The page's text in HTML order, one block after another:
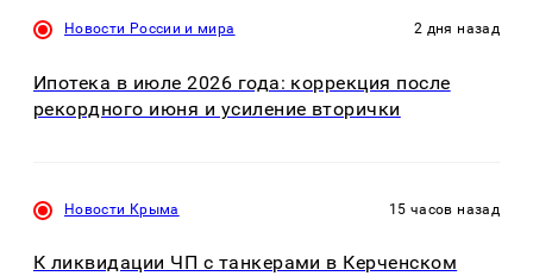
Новости России и мира 2 дня назад
Ипотека в июле 2026 года: коррекция после
рекордного июня и усиление вторички
Новости Крыма 15 часов назад
К ликвидации ЧП с танкерами в Керченском